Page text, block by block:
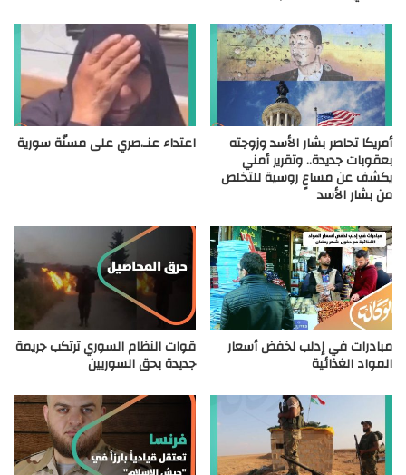
أمريكا تحاصر بشار الأسد وزوجته
بعقوبات جديدة.. وتقرير أمني
يكشف عن مساعٍ روسية للتخلص
من بشار الأسد
اعتداء عنـ.صري على مسنّة سورية
مبادرات في إدلب لخفض أسعار
المواد الغذائية
قوات النظام السوري ترتكب جريمة
جديدة بحق السوريين